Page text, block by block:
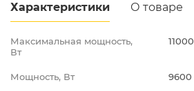
Характеристики О товаре
Максимальная мощность,
Вт
11000
Мощность, Вт 9600